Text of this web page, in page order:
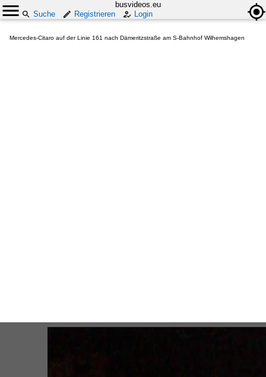
busvideos.eu
Suche
Registrieren Login
Mercedes-Citaro auf der Linie 161 nach Dämeritzstraße am S-Bahnhof Wilhemshagen